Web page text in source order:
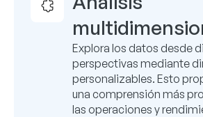
Explora los datos desde
perspectivas mediante
personalizables. Esto
una comprensión más
las operaciones y